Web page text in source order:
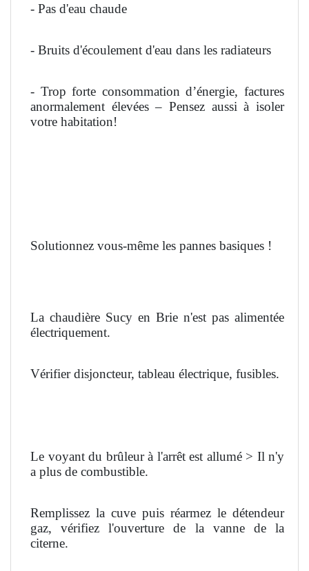
- Pas d'eau chaude
- Bruits d'écoulement d'eau dans les radiateurs
- Trop forte consommation d’énergie, factures
anormalement élevées – Pensez aussi à isoler
votre habitation!
Solutionnez vous-même les pannes basiques !
La chaudière Sucy en Brie n'est pas alimentée
électriquement.
Vérifier disjoncteur, tableau électrique, fusibles.
Le voyant du brûleur à l'arrêt est allumé > Il n'y
a plus de combustible.
Remplissez la cuve puis réarmez le détendeur
gaz, vérifiez l'ouverture de la vanne de la
citerne.